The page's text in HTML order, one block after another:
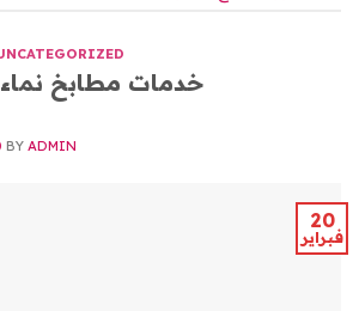
خدمات مطابخ نماء
BY ADMIN
20
فبراير